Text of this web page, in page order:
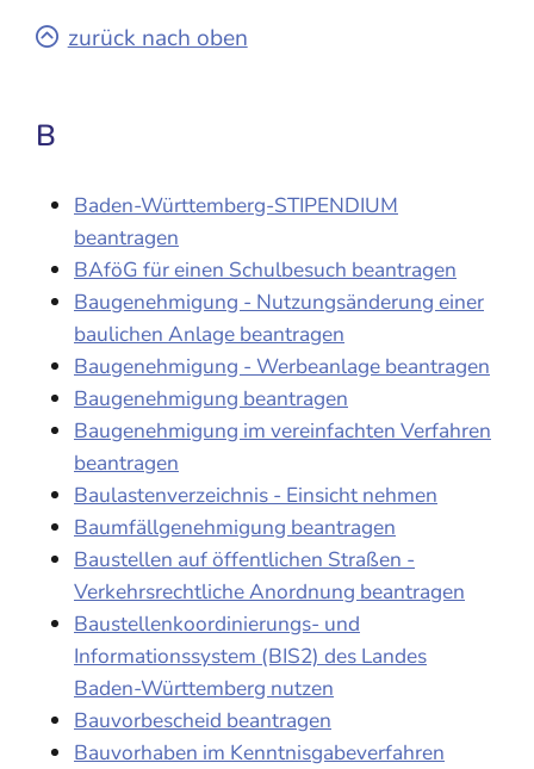
zurück nach oben
B
Baden-Württemberg-STIPENDIUM
beantragen
BAföG für einen Schulbesuch beantragen
Baugenehmigung - Nutzungsänderung einer
baulichen Anlage beantragen
Baugenehmigung - Werbeanlage beantragen
Baugenehmigung beantragen
Baugenehmigung im vereinfachten Verfahren
beantragen
Baulastenverzeichnis - Einsicht nehmen
Baumfällgenehmigung beantragen
Baustellen auf öffentlichen Straßen -
Verkehrsrechtliche Anordnung beantragen
Baustellenkoordinierungs- und
Informationssystem (BIS2) des Landes
Baden-Württemberg nutzen
Bauvorbescheid beantragen
Bauvorhaben im Kenntnisgabeverfahren